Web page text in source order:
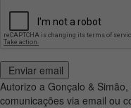
Enviar email
Autorizo a Gonçalo &
comunicações via email ou